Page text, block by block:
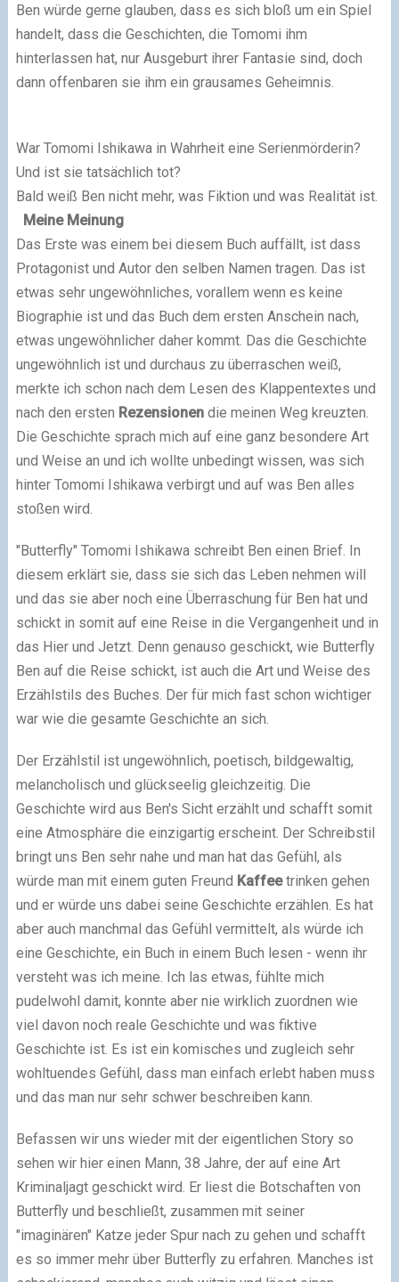
Ben würde gerne glauben, dass es sich bloß um ein Spiel
handelt, dass die Geschichten, die Tomomi ihm
hinterlassen hat, nur Ausgeburt ihrer Fantasie sind, doch
dann offenbaren sie ihm ein grausames Geheimnis.
War Tomomi Ishikawa in Wahrheit eine Serienmörderin?
Und ist sie tatsächlich tot?
Bald weiß Ben nicht mehr, was Fiktion und was Realität ist.
Meine Meinung
Das Erste was einem bei diesem Buch auffällt, ist dass
Protagonist und Autor den selben Namen tragen. Das ist
etwas sehr ungewöhnliches, vorallem wenn es keine
Biographie ist und das Buch dem ersten Anschein nach,
etwas ungewöhnlicher daher kommt. Das die Geschichte
ungewöhnlich ist und durchaus zu überraschen weiß,
merkte ich schon nach dem Lesen des Klappentextes und
nach den ersten Rezensionendie meinen Weg kreuzten.
Die Geschichte sprach mich auf eine ganz besondere Art
und Weise an und ich wollte unbedingt wissen, was sich
hinter Tomomi Ishikawa verbirgt und auf was Ben alles
stoßen wird.
"Butterfly" Tomomi Ishikawa schreibt Ben einen Brief. In
diesem erklärt sie, dass sie sich das Leben nehmen will
und das sie aber noch eine Überraschung für Ben hat und
schickt in somit auf eine Reise in die Vergangenheit und in
das Hier und Jetzt. Denn genauso geschickt, wie Butterfly
Ben auf die Reise schickt, ist auch die Art und Weise des
Erzählstils des Buches. Der für mich fast schon wichtiger
war wie die gesamte Geschichte an sich.
Der Erzählstil ist ungewöhnlich, poetisch, bildgewaltig,
melancholisch und glückseelig gleichzeitig. Die
Geschichte wird aus Ben's Sicht erzählt und schafft somit
eine Atmosphäre die einzigartig erscheint. Der Schreibstil
bringt uns Ben sehr nahe und man hat das Gefühl, als
würde man mit einem guten Freund Kaffeetrinken gehen
und er würde uns dabei seine Geschichte erzählen. Es hat
aber auch manchmal das Gefühl vermittelt, als würde ich
eine Geschichte, ein Buch in einem Buch lesen - wenn ihr
versteht was ich meine. Ich las etwas, fühlte mich
pudelwohl damit, konnte aber nie wirklich zuordnen wie
viel davon noch reale Geschichte und was fiktive
Geschichte ist. Es ist ein komisches und zugleich sehr
wohltuendes Gefühl, dass man einfach erlebt haben muss
und das man nur sehr schwer beschreiben kann.
Befassen wir uns wieder mit der eigentlichen Story so
sehen wir hier einen Mann, 38 Jahre, der auf eine Art
Kriminaljagt geschickt wird. Er liest die Botschaften von
Butterfly und beschließt, zusammen mit seiner
"imaginären" Katze jeder Spur nach zu gehen und schafft
es so immer mehr über Butterfly zu erfahren. Manches ist